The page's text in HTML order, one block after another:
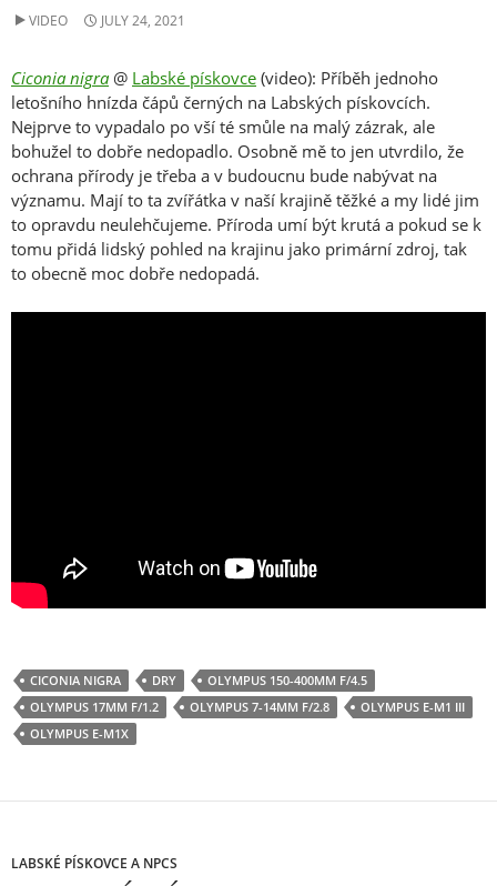
VIDEO JULY 24, 2021
Ciconia nigra @ Labské pískovce (video): Příběh jednoho
letošního hnízda čápů černých na Labských pískovcích.
Nejprve to vypadalo po vší té smůle na malý zázrak, ale
bohužel to dobře nedopadlo. Osobně mě to jen utvrdilo, že
ochrana přírody je třeba a v budoucnu bude nabývat na
významu. Mají to ta zvířátka v naší krajině těžké a my lidé jim
to opravdu neulehčujeme. Příroda umí být krutá a pokud se k
tomu přidá lidský pohled na krajinu jako primární zdroj, tak
to obecně moc dobře nedopadá.
CICONIA NIGRA DRY
OLYMPUS 150-400MM F/4.5
OLYMPUS 17MM F/1.2
OLYMPUS 7-14MM F/2.8
OLYMPUS E-M1 III
OLYMPUS E-M1X
LABSKÉ PÍSKOVCE A NPCS